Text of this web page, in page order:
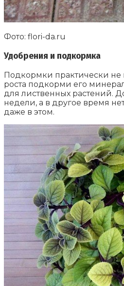
Фото: flori-da.ru
Удобрения и подкормка
Подкормки практически
роста подкорми его
для лиственных растений.
недели, а в другое время
даже в этом.